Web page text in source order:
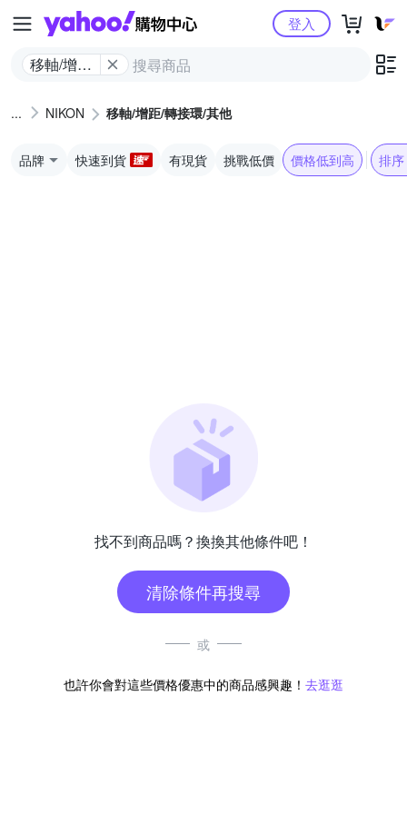
Yahoo購物中心
移軸/增距/
他
登入
NIKON 移軸/增距/轉接環/其他
品牌 快速到貨 有現貨 挑戰低價 價格低到高 排序
找不到商品嗎？換換其他條件吧！
清除條件再搜尋
或
也許你會對這些價格優惠中的商品感興趣！ 去逛逛